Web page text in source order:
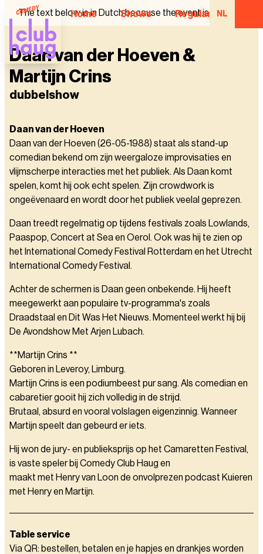
Home Shows Regular NL
The text below is in Dutch because the event is in Dutch.
Daan van der Hoeven &
Martijn Crins
dubbelshow
Daan van der Hoeven
Daan van der Hoeven (26-05-1988) staat als stand-up
comedian bekend om zijn weergaloze improvisaties en
vlijmscherpe interacties met het publiek. Als Daan komt
spelen, komt hij ook echt spelen. Zijn crowdwork is
ongeëvenaard en wordt door het publiek veelal geprezen.
Daan treedt regelmatig op tijdens festivals zoals Lowlands,
Paaspop, Concert at Sea en Oerol. Ook was hij te zien op
het International Comedy Festival Rotterdam en het Utrecht
International Comedy Festival.
Achter de schermen is Daan geen onbekende. Hij heeft
meegewerkt aan populaire tv-programma's zoals
Draadstaal en Dit Was Het Nieuws. Momenteel werkt hij bij
De Avondshow Met Arjen Lubach.
**Martijn Crins **
Geboren in Leveroy, Limburg.
Martijn Crins is een podiumbeest pur sang. Als comedian en
cabaretier gooit hij zich volledig in de strijd.
Brutaal, absurd en vooral volslagen eigenzinnig. Wanneer
Martijn speelt dan gebeurd er iets.
Hij won de jury- en publieksprijs op het Camaretten Festival,
is vaste speler bij Comedy Club Haug en
maakt met Henry van Loon de onvolprezen podcast Kuieren
met Henry en Martijn.
Table service
Via QR: bestellen, betalen en je hapjes en drankjes worden